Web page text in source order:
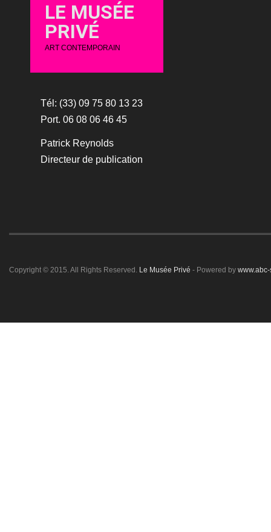
LE MUSÉE
PRIVÉ
ART CONTEMPORAIN
Tél: (33) 09 75 80 13 23
Port. 06 08 06 46 45
Patrick Reynolds
Directeur de publication
Copyright © 2015. All Rights Reserved. Le Musée Privé - Powered by